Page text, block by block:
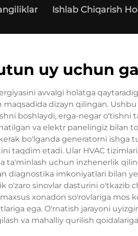
Ishlab Chiqarish
uy uchun
avvalgi holatga
dizayn qilingan.
boshlaydi, erga-negar
va elektr panelingiz bilan
bo'lganda generatorni ishga
taqdim etadi. Ular HVAC
ta'minlash uchun inzhenerlik
diagnostika imkoniyatlari bilan
o'zaro sinovlar dasturini o'tkazib
xonadon so'rovlariga
ega. O'rnatish jarayoni
va mahalliy qurilish